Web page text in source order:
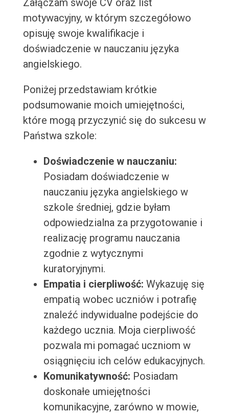
Załączam swoje CV oraz list
motywacyjny, w którym szczegółowo
opisuję swoje kwalifikacje i
doświadczenie w nauczaniu języka
angielskiego.
Poniżej przedstawiam krótkie
podsumowanie moich umiejętności,
które mogą przyczynić się do sukcesu w
Państwa szkole:
Doświadczenie w nauczaniu:
Posiadam doświadczenie w
nauczaniu języka angielskiego w
szkole średniej, gdzie byłam
odpowiedzialna za przygotowanie i
realizację programu nauczania
zgodnie z wytycznymi
kuratoryjnymi.
Empatia i cierpliwość: Wykazuję się
empatią wobec uczniów i potrafię
znaleźć indywidualne podejście do
każdego ucznia. Moja cierpliwość
pozwala mi pomagać uczniom w
osiągnięciu ich celów edukacyjnych.
Komunikatywność: Posiadam
doskonałe umiejętności
komunikacyjne, zarówno w mowie,